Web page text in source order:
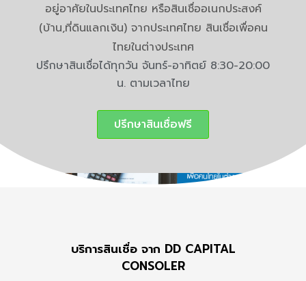
อยู่อาศัยในประเทศไทย หรือสินเชื่ออเนกประสงค์
(บ้าน,ที่ดินแลกเงิน) จากประเทศไทย สินเชื่อเพื่อคน
ไทยในต่างประเทศ
ปรึกษาสินเชื่อได้ทุกวัน จันทร์-อาทิตย์ 8:30-20:00
น. ตามเวลาไทย
ปรึกษาสินเชื่อฟรี
บริการสินเชื่อ จาก DD CAPITAL
CONSOLER